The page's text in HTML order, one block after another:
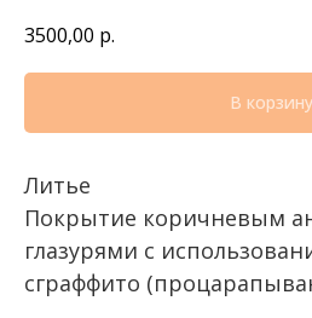
3500,00 р.
В корзину
Литье
Покрытие коричневым
глазурями с
сграффито